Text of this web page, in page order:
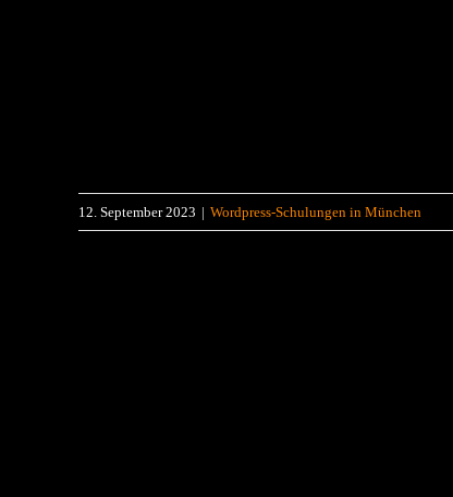
12. September 2023 | Wordpress-Schulungen in München